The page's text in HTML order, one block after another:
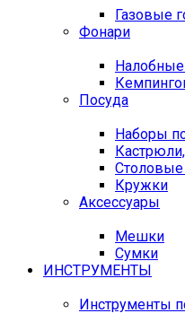
Газовые
Фонари
Посуда
Наборы
Кружки
Аксессуары
Мешки
Сумки
ИНСТРУМЕНТЫ
Инструменты